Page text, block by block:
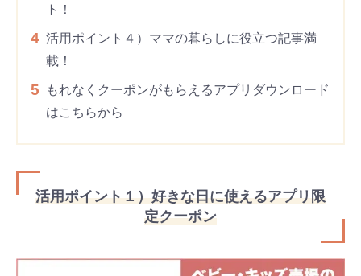
ト！
4 活用ポイント４）ママの暮らしに役立つ記事満
載！
5
もれなくクーポンがもらえるアプリダウンロード
はこちらから
活用ポイント１）好きな日に使えるアプリ限
定クーポン